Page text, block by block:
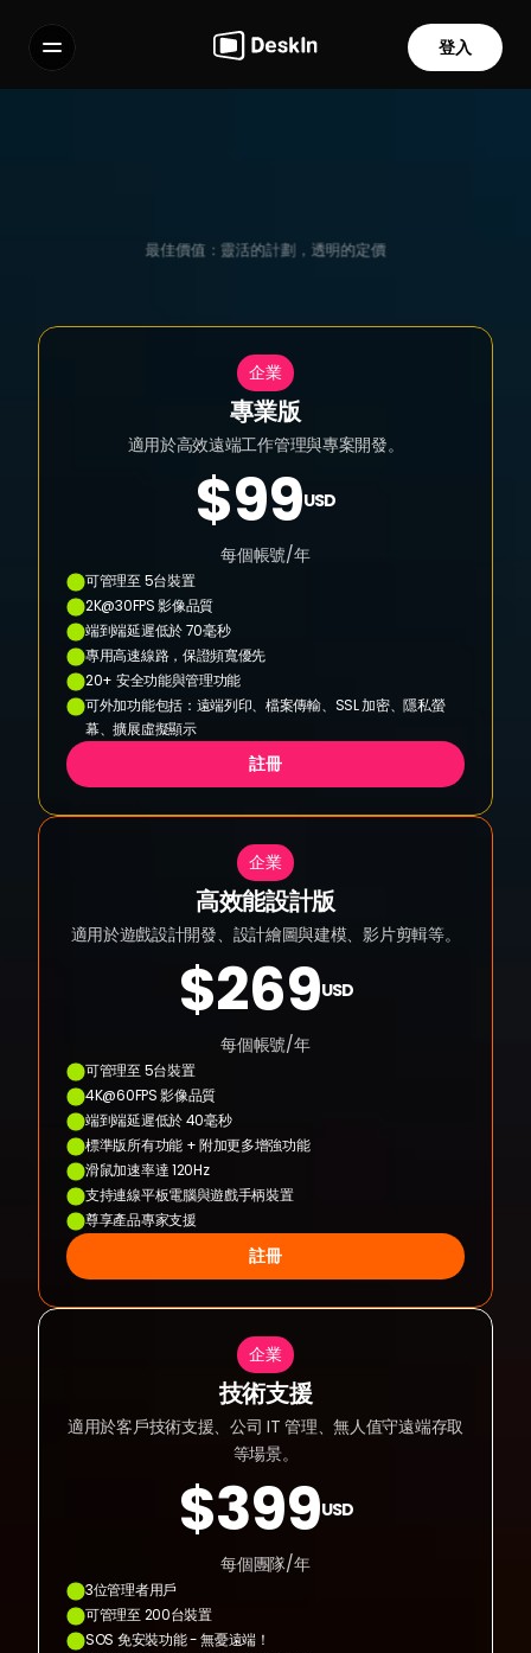
隱私政策
登入
方案與價格
最佳價值：靈活的計劃，透明的定價
企業
專業版
適用於高效遠端工作管理與專案開發。
$99USD
每個帳號/年
可管理至 5台裝置
2K@30FPS 影像品質
端到端延遲低於 70毫秒
專用高速線路，保證頻寬優先
20+ 安全功能與管理功能
可外加功能包括：遠端列印、檔案傳輸、SSL 加密、隱私螢
幕、擴展虛擬顯示
註冊
企業
高效能設計版
適用於遊戲設計開發、設計繪圖與建模、影片剪輯等。
$269USD
每個帳號/年
可管理至 5台裝置
4K@60FPS 影像品質
端到端延遲低於 40毫秒
標準版所有功能 + 附加更多增強功能
滑鼠加速率達 120Hz
支持連線平板電腦與遊戲手柄裝置
尊享產品專家支援
註冊
企業
技術支援
適用於客戶技術支援、公司 IT 管理、無人值守遠端存取
等場景。
$399USD
每個團隊/年
3位管理者用戶
可管理至 200台裝置
SOS 免安裝功能 - 無憂遠端！